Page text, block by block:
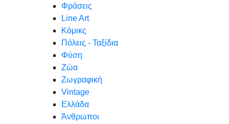
Φράσεις
Line Art
Κόμικς
Πόλεις - Ταξίδια
Φύση
Ζώα
Ζωγραφική
Vintage
Ελλάδα
Άνθρωποι